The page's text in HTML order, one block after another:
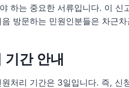
하는 중요한 서류입니다. 이
방문하는 민원인분들은 차근
기간 안내
처리 기간은 3일입니다. 즉, 신